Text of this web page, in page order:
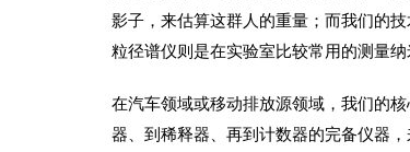
影子，来估算这群人的重量；而我们的
粒径谱仪则是在实验室比较常用的测量纳
在汽车领域或移动排放源领域，我们的
器、到稀释器、再到计数器的完备仪器